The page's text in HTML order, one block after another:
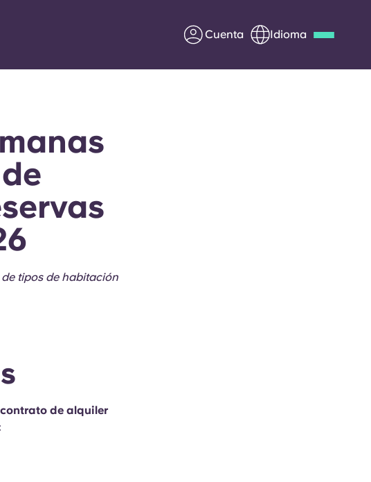
Cuenta Idioma
somos
frecuentes
Ponte en contacto con
tipos de habitación
contrato de alquiler